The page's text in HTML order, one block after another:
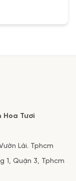
Hoa Tươi
Lài. Tphcm
1, Quận 3, Tphcm